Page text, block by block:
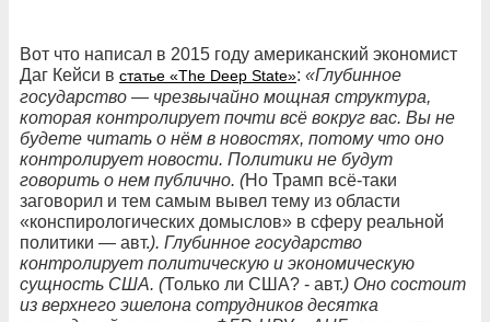
Вот что написал в 2015 году американский экономист
Даг Кейси в статье «The Deep State»: «Глубинное
государство — чрезвычайно мощная структура,
которая контролирует почти всё вокруг вас. Вы не
будете читать о нём в новостях, потому что оно
контролирует новости. Политики не будут
говорить о нем публично. (Но Трамп всё-таки
заговорил и тем самым вывел тему из области
«конспирологических домыслов» в сферу реальной
политики — авт.). Глубинное государство
контролирует политическую и экономическую
сущность США. (Только ли США? - авт.) Оно состоит
из верхнего эшелона сотрудников десятка